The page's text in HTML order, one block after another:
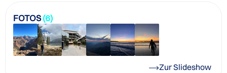
FOTOS(6)
Zur Slideshow